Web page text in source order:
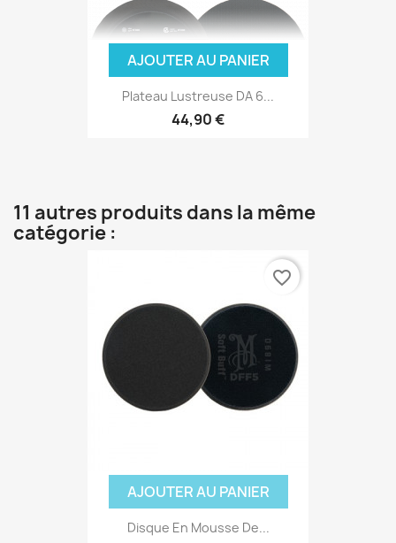
AJOUTER AU PANIER
Plateau Lustreuse DA 6...
44,90 €
11 autres produits dans la même
catégorie :
AJOUTER AU PANIER
Disque En Mousse De...
favorite_border